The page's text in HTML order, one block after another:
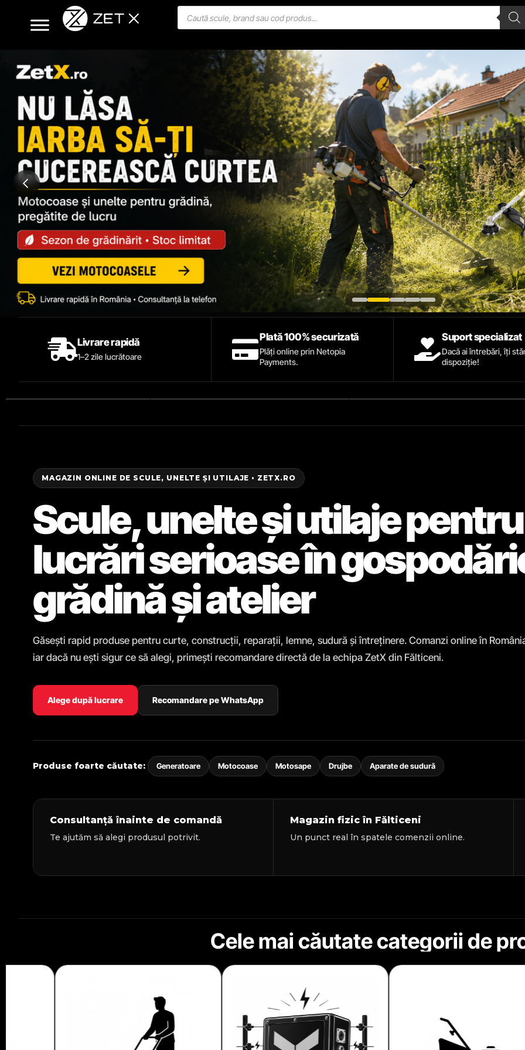
Livrare rapidă
1–2 zile lucrătoare
Plată 100% securizată
Plăți online prin Netopia
Payments.
Suport specializat
Dacă ai întrebări, îți
dispoziție!
MAGAZIN ONLINE DE SCULE, UNELTE ȘI UTILAJE • ZETX.RO
Scule, unelte și utilaje pentru
lucrări serioase în
grădină și atelier
Găsești rapid produse pentru curte, construcții, reparații, lemne, sudură și întreținere. Comanzi online în
iar dacă nu ești sigur ce să alegi, primești recomandare directă de la echipa ZetX din Fălticeni.
Alege după lucrare Recomandare pe WhatsApp
Produse foarte căutate: Generatoare Motocoase Motosape Drujbe Aparate de sudură
Consultanță înainte de comandă
Te ajutăm să alegi produsul potrivit.
Magazin fizic în Fălticeni
Un punct real în spatele comenzii online.
Cele mai căutate categorii de